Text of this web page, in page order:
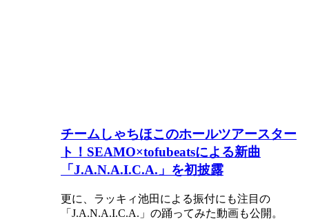
チームしゃちほこのホールツアースター
ト！SEAMO×tofubeatsによる新曲
「J.A.N.A.I.C.A.」を初披露
更に、ラッキィ池田による振付にも注目の
「J.A.N.A.I.C.A.」の踊ってみた動画も公開。